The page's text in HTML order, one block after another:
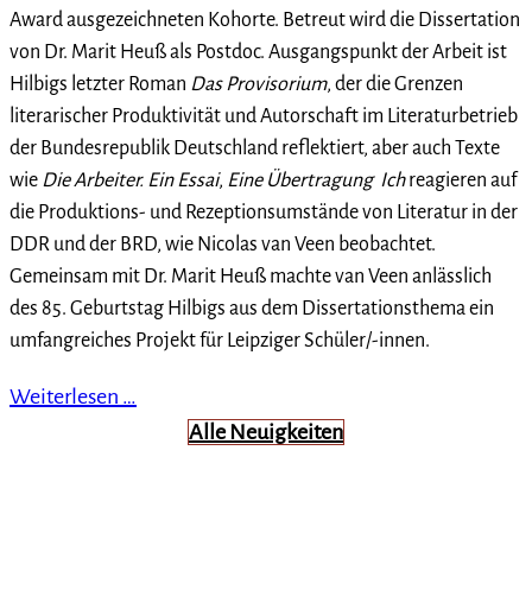
Award ausgezeichneten Kohorte. Betreut wird die Dissertation
von Dr. Marit Heuß als Postdoc. Ausgangspunkt der Arbeit ist
Hilbigs letzter Roman Das Provisorium, der die Grenzen
literarischer Produktivität und Autorschaft im Literaturbetrieb
der Bundesrepublik Deutschland reflektiert, aber auch Texte
wie Die Arbeiter. Ein Essai, Eine Übertragung Ichreagieren auf
die Produktions- und Rezeptionsumstände von Literatur in der
DDR und der BRD, wie Nicolas van Veen beobachtet.
Gemeinsam mit Dr. Marit Heuß machte van Veen anlässlich
des 85. Geburtstag Hilbigs aus dem Dissertationsthema ein
umfangreiches Projekt für Leipziger Schüler/-innen.
Weiterlesen …
Alle Neuigkeiten